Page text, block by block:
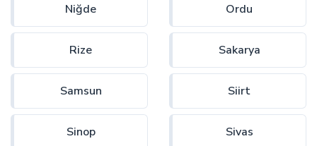
Niğde Ordu
Rize Sakarya
Samsun Siirt
Sinop Sivas